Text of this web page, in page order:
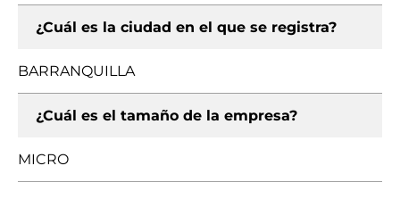
¿Cuál es la ciudad en el que se registra?
BARRANQUILLA
¿Cuál es el tamaño de la empresa?
MICRO